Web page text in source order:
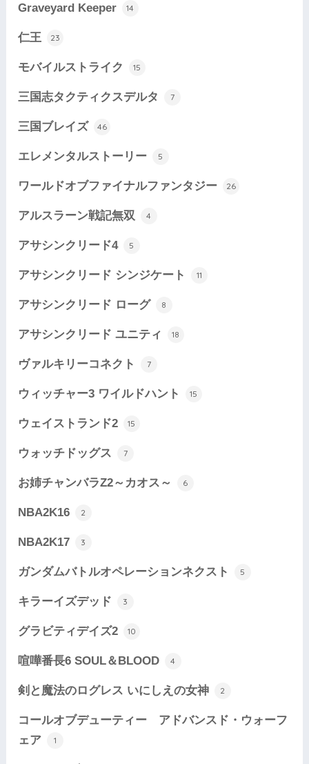
Graveyard Keeper 14
仁王 23
モバイルストライク 15
三国志タクティクスデルタ 7
三国ブレイズ 46
エレメンタルストーリー 5
ワールドオブファイナルファンタジー 26
アルスラーン戦記無双 4
アサシンクリード4 5
アサシンクリード シンジケート 11
アサシンクリード ローグ 8
アサシンクリード ユニティ 18
ヴァルキリーコネクト 7
ウィッチャー3 ワイルドハント 15
ウェイストランド2 15
ウォッチドッグス 7
お姉チャンバラZ2～カオス～ 6
NBA2K16 2
NBA2K17 3
ガンダムバトルオペレーションネクスト 5
キラーイズデッド 3
グラビティデイズ2 10
喧嘩番長6 SOUL＆BLOOD 4
剣と魔法のログレス いにしえの女神 2
コールオブデューティー アドバンスド・ウォーフ
ェア
1